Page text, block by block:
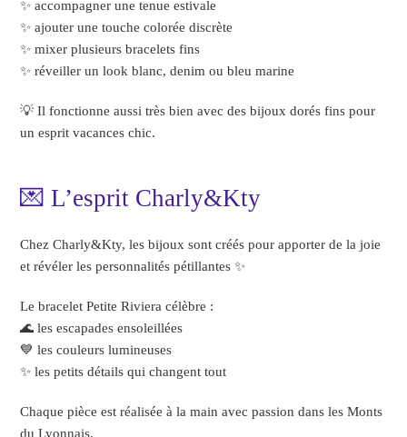
✨ accompagner une tenue estivale
✨ ajouter une touche colorée discrète
✨ mixer plusieurs bracelets fins
✨ réveiller un look blanc, denim ou bleu marine
💡 Il fonctionne aussi très bien avec des bijoux dorés fins pour
un esprit vacances chic.
💌 L’esprit Charly&Kty
Chez Charly&Kty, les bijoux sont créés pour apporter de la joie
et révéler les personnalités pétillantes ✨
Le bracelet Petite Riviera célèbre :
🌊 les escapades ensoleillées
💙 les couleurs lumineuses
✨ les petits détails qui changent tout
Chaque pièce est réalisée à la main avec passion dans les Monts
du Lyonnais.